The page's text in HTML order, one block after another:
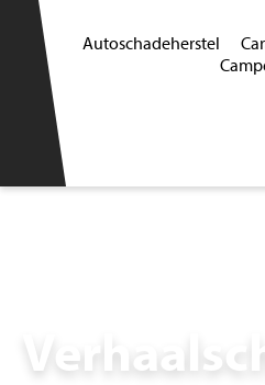
Autoschadeherstel